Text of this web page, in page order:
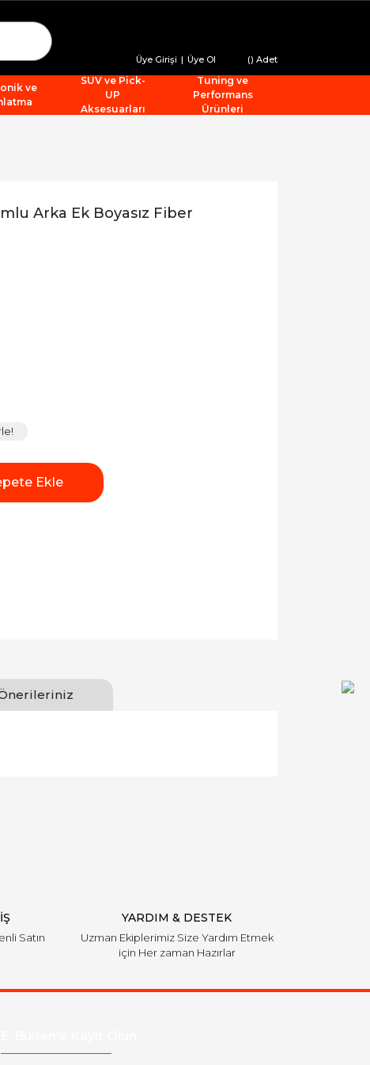
Üye Girişi | Üye Ol () Adet
ve
SUV ve Pick-
UP
Aksesuarları
Tuning ve
Performans
Ürünleri
Arka Ek Boyasız Fiber
Ekle
Satın
YARDIM & DESTEK
Uzman Ekiplerimiz Size Yardım Etmek
için Her zaman Hazırlar